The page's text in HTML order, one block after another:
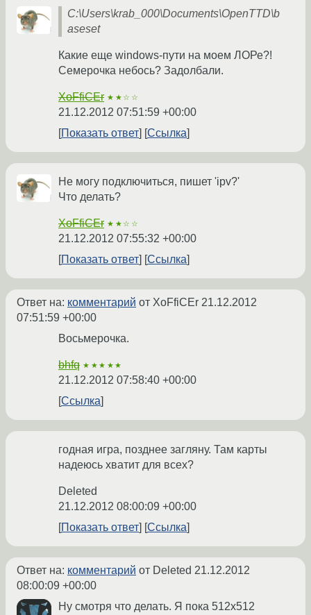
C:\Users\krab_000\Documents\OpenTTD\b
aseset
Какие еще windows-пути на моем ЛОРе?!
Семерочка небось? Задолбали.
XoFfiCEr ★★☆☆
21.12.2012 07:51:59 +00:00
Показать ответ
Ссылка
Не могу подключиться, пишет 'ipv?'
Что делать?
XoFfiCEr ★★☆☆
21.12.2012 07:55:32 +00:00
Показать ответ
Ссылка
Ответ на: комментарий от XoFfiCEr 21.12.2012
07:51:59 +00:00
Восьмерочка.
bhfq ★★★★★
21.12.2012 07:58:40 +00:00
Ссылка
годная игра, позднее загляну. Там карты
надеюсь хватит для всех?
Deleted
21.12.2012 08:00:09 +00:00
Показать ответ
Ссылка
Ответ на: комментарий от Deleted 21.12.2012
08:00:09 +00:00
Ну смотря что делать. Я пока 512х512